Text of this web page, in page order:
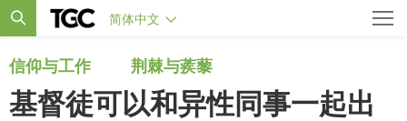
简体中文
信仰与工作 荆棘与蒺藜
基督徒可以和异性同事一起出